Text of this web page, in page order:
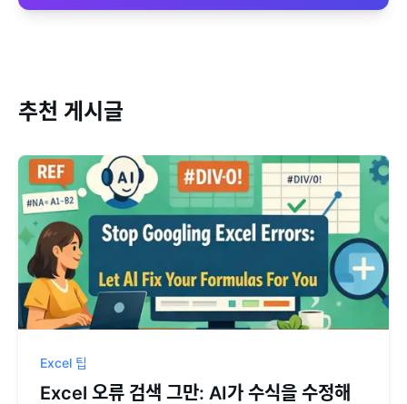
추천 게시글
Excel 팁
Excel 오류 검색 그만: AI가 수식을 수정해